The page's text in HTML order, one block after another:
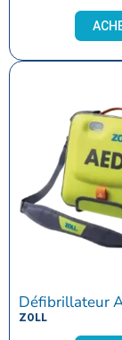
Défibrillateur
ZOLL